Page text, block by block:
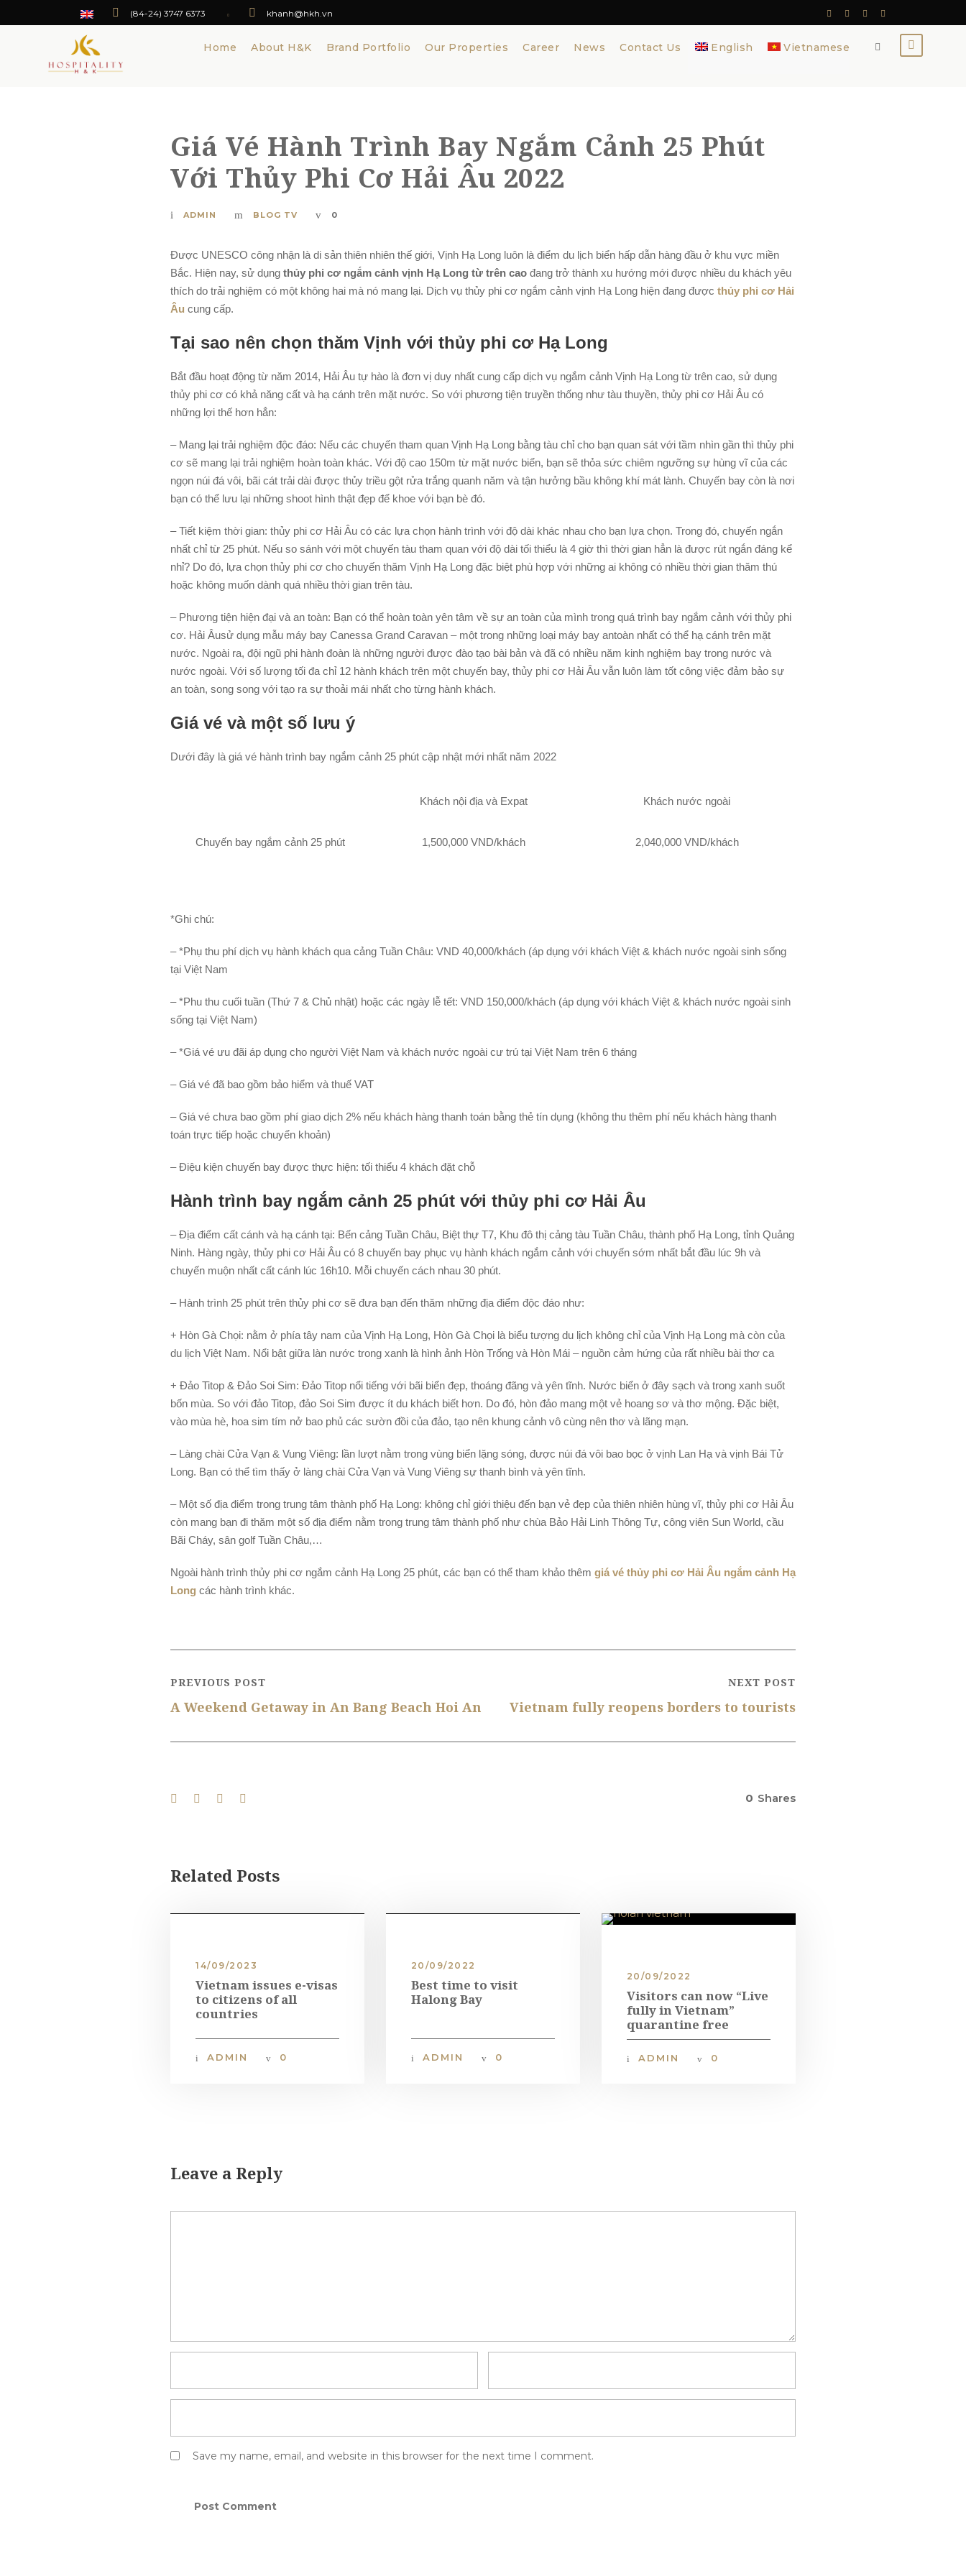
(84-24) 3747 6373 khanh@hkh.vn
Home About H&K Brand Portfolio Our Properties Career News Contact Us English Vietnamese
Giá Vé Hành Trình Bay Ngắm Cảnh 25 Phút
Với Thủy Phi Cơ Hải Âu 2022
ADMIN BLOG TV 0
Được UNESCO công nhận là di sản thiên nhiên thế giới, Vịnh Hạ Long luôn là điểm du lịch biển hấp dẫn hàng đầu ở khu vực miền
Bắc. Hiện nay, sử dụng thủy phi cơ ngắm cảnh vịnh Hạ Long từ trên cao đang trở thành xu hướng mới được nhiều du khách yêu
thích do trải nghiệm có một không hai mà nó mang lại. Dịch vụ thủy phi cơ ngắm cảnh vịnh Hạ Long hiện đang được thủy phi cơ Hải
Âu cung cấp.
Tại sao nên chọn thăm Vịnh với thủy phi cơ Hạ Long
Bắt đầu hoạt động từ năm 2014, Hải Âu tự hào là đơn vị duy nhất cung cấp dịch vụ ngắm cảnh Vịnh Hạ Long từ trên cao, sử dụng
thủy phi cơ có khả năng cất và hạ cánh trên mặt nước. So với phương tiện truyền thống như tàu thuyền, thủy phi cơ Hải Âu có
những lợi thế hơn hẳn:
– Mang lại trải nghiệm độc đáo: Nếu các chuyến tham quan Vịnh Hạ Long bằng tàu chỉ cho bạn quan sát với tầm nhìn gần thì thủy phi
cơ sẽ mang lại trải nghiệm hoàn toàn khác. Với độ cao 150m từ mặt nước biển, bạn sẽ thỏa sức chiêm ngưỡng sự hùng vĩ của các
ngọn núi đá vôi, bãi cát trải dài được thủy triều gột rửa trắng quanh năm và tận hưởng bầu không khí mát lành. Chuyến bay còn là nơi
bạn có thể lưu lại những shoot hình thật đẹp để khoe với bạn bè đó.
– Tiết kiệm thời gian: thủy phi cơ Hải Âu có các lựa chọn hành trình với độ dài khác nhau cho bạn lựa chọn. Trong đó, chuyến ngắn
nhất chỉ từ 25 phút. Nếu so sánh với một chuyến tàu tham quan với độ dài tối thiểu là 4 giờ thì thời gian hẳn là được rút ngắn đáng kể
nhỉ? Do đó, lựa chọn thủy phi cơ cho chuyến thăm Vịnh Hạ Long đặc biệt phù hợp với những ai không có nhiều thời gian thăm thú
hoặc không muốn dành quá nhiều thời gian trên tàu.
– Phương tiện hiện đại và an toàn: Bạn có thể hoàn toàn yên tâm về sự an toàn của mình trong quá trình bay ngắm cảnh với thủy phi
cơ. Hải Âusử dụng mẫu máy bay Canessa Grand Caravan – một trong những loại máy bay antoàn nhất có thể hạ cánh trên mặt
nước. Ngoài ra, đội ngũ phi hành đoàn là những người được đào tạo bài bản và đã có nhiều năm kinh nghiệm bay trong nước và
nước ngoài. Với số lượng tối đa chỉ 12 hành khách trên một chuyến bay, thủy phi cơ Hải Âu vẫn luôn làm tốt công việc đảm bảo sự
an toàn, song song với tạo ra sự thoải mái nhất cho từng hành khách.
Giá vé và một số lưu ý
Dưới đây là giá vé hành trình bay ngắm cảnh 25 phút cập nhật mới nhất năm 2022
Khách nội địa và Expat Khách nước ngoài
Chuyến bay ngắm cảnh 25 phút 1,500,000 VND/khách 2,040,000 VND/khách
*Ghi chú:
– *Phụ thu phí dịch vụ hành khách qua cảng Tuần Châu: VND 40,000/khách (áp dụng với khách Việt & khách nước ngoài sinh sống
tại Việt Nam
– *Phu thu cuối tuần (Thứ 7 & Chủ nhật) hoặc các ngày lễ tết: VND 150,000/khách (áp dụng với khách Việt & khách nước ngoài sinh
sống tại Việt Nam)
– *Giá vé ưu đãi áp dụng cho người Việt Nam và khách nước ngoài cư trú tại Việt Nam trên 6 tháng
– Giá vé đã bao gồm bảo hiểm và thuế VAT
– Giá vé chưa bao gồm phí giao dịch 2% nếu khách hàng thanh toán bằng thẻ tín dụng (không thu thêm phí nếu khách hàng thanh
toán trực tiếp hoặc chuyển khoản)
– Điệu kiện chuyến bay được thực hiện: tối thiểu 4 khách đặt chỗ
Hành trình bay ngắm cảnh 25 phút với thủy phi cơ Hải Âu
– Địa điểm cất cánh và hạ cánh tại: Bến cảng Tuần Châu, Biệt thự T7, Khu đô thị cảng tàu Tuần Châu, thành phố Hạ Long, tỉnh Quảng
Ninh. Hàng ngày, thủy phi cơ Hải Âu có 8 chuyến bay phục vụ hành khách ngắm cảnh với chuyến sớm nhất bắt đầu lúc 9h và
chuyến muộn nhất cất cánh lúc 16h10. Mỗi chuyến cách nhau 30 phút.
– Hành trình 25 phút trên thủy phi cơ sẽ đưa bạn đến thăm những địa điểm độc đáo như:
+ Hòn Gà Chọi: nằm ở phía tây nam của Vịnh Hạ Long, Hòn Gà Chọi là biểu tượng du lịch không chỉ của Vịnh Hạ Long mà còn của
du lịch Việt Nam. Nổi bật giữa làn nước trong xanh là hình ảnh Hòn Trống và Hòn Mái – nguồn cảm hứng của rất nhiều bài thơ ca
+ Đảo Titop & Đảo Soi Sim: Đảo Titop nổi tiếng với bãi biển đẹp, thoáng đãng và yên tĩnh. Nước biển ở đây sạch và trong xanh suốt
bốn mùa. So với đảo Titop, đảo Soi Sim được ít du khách biết hơn. Do đó, hòn đảo mang một vẻ hoang sơ và thơ mộng. Đặc biệt,
vào mùa hè, hoa sim tím nở bao phủ các sườn đồi của đảo, tạo nên khung cảnh vô cùng nên thơ và lãng mạn.
– Làng chài Cửa Vạn & Vung Viêng: lần lượt nằm trong vùng biển lặng sóng, được núi đá vôi bao bọc ở vịnh Lan Hạ và vịnh Bái Tử
Long. Bạn có thể tìm thấy ở làng chài Cửa Vạn và Vung Viêng sự thanh bình và yên tĩnh.
– Một số địa điểm trong trung tâm thành phố Hạ Long: không chỉ giới thiệu đến bạn vẻ đẹp của thiên nhiên hùng vĩ, thủy phi cơ Hải Âu
còn mang bạn đi thăm một số địa điểm nằm trong trung tâm thành phố như chùa Bảo Hải Linh Thông Tự, công viên Sun World, cầu
Bãi Cháy, sân golf Tuần Châu,…
Ngoài hành trình thủy phi cơ ngắm cảnh Hạ Long 25 phút, các bạn có thể tham khảo thêm giá vé thủy phi cơ Hải Âu ngắm cảnh Hạ
Long các hành trình khác.
PREVIOUS POST
A Weekend Getaway in An Bang Beach Hoi An
NEXT POST
Vietnam fully reopens borders to tourists
0 Shares
Related Posts
14/09/2023
Vietnam issues e-visas
to citizens of all
countries
ADMIN 0
20/09/2022
Best time to visit
Halong Bay
ADMIN 0
20/09/2022
Visitors can now “Live
fully in Vietnam”
quarantine free
ADMIN 0
Leave a Reply
Save my name, email, and website in this browser for the next time I comment.